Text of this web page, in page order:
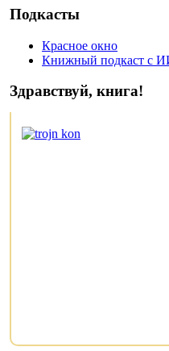
Подкасты
Красное окно
Книжный подкаст с
Здравствуй, книга!